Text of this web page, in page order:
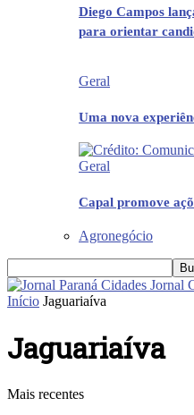
Diego Campos
para orientar
Geral
Uma nova
Geral
Capal promove
Agronegócio
Jornal
Início Jaguariaíva
Jaguariaíva
Mais recentes